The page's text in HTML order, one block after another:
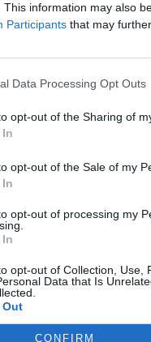
This information may also
Participants that may
Data Processing Opt Outs
opt-out of the Sharing of
opt-out of the Sale of my
opt-out of processing my
opt-out of Collection, Use,
Data that Is
CONFIRM
Πηγή:gsmarena.com
Ακολουθήστε
RSS feed reader και στα